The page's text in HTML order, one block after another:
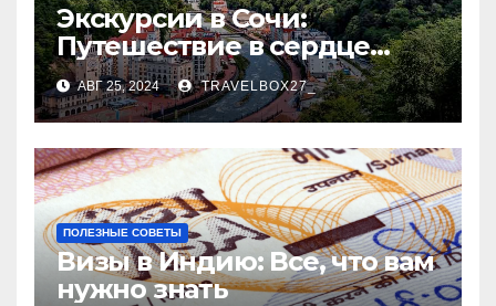
Экскурсии в Сочи:
Путешествие в сердце
Черноморского курорта
АВГ 25, 2024 TRAVELBOX27_
ПОЛЕЗНЫЕ СОВЕТЫ
Визы в Индию: Все, что вам
нужно знать